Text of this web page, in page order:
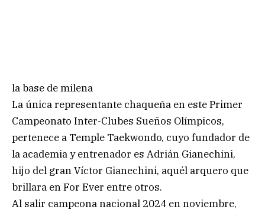
la base de milena
La única representante chaqueña en este Primer
Campeonato Inter-Clubes Sueños Olímpicos,
pertenece a Temple Taekwondo, cuyo fundador de
la academia y entrenador es Adrián Gianechini,
hijo del gran Víctor Gianechini, aquél arquero que
brillara en For Ever entre otros.
Al salir campeona nacional 2024 en noviembre,